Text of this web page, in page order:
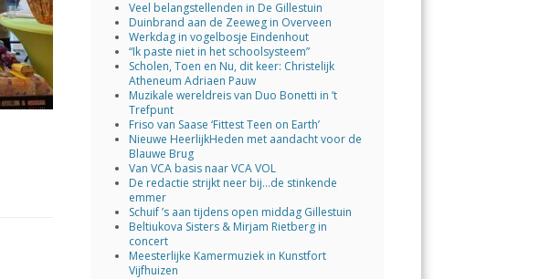
Veel belangstellenden in De Gillestuin
Duinbrand aan de Zeeweg in Overveen
Werkdag in vogelbosje Eindenhout
“Ik paste niet in het schoolsysteem”
Scholen, Toen en Nu, dit keer: Christelijk
Atheneum Adriaen Pauw
Muzikale wereldreis van Duo Bonetti in ’t
Trefpunt
Friso van Saase ‘Fittest Teen on Earth’
Nieuwe HeerlijkHeden met aandacht voor de
Blauwe Brug
Van VCA basis naar VCA VOL
De redactie strijkt neer bij…de stinkende
emmer
Schuif ’s aan tijdens open middag Gillestuin
Beltiukova Sisters & Mirjam Rietberg in
concert
Meesterlijke Kamermuziek in Kunstfort
Vijfhuizen